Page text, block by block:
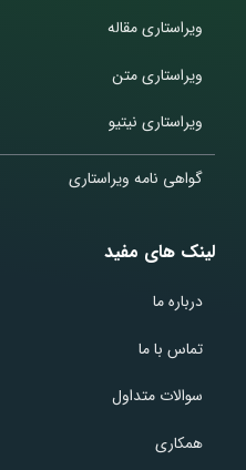
ویراستاری مقاله
ویراستاری متن
ویراستاری نیتیو
گواهی نامه ویراستاری
لینک های مفید
درباره ما
تماس با ما
سوالات متداول
همکاری